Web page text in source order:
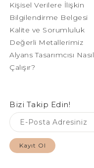
Kişisel Verilere İlişkin
Bilgilendirme Belgesi
Kalite ve Sorumluluk
Değerli Metallerimiz
Alyans Tasarımcısı Nasıl
Çalışır?
Bizi Takip Edin!
Kayıt Ol